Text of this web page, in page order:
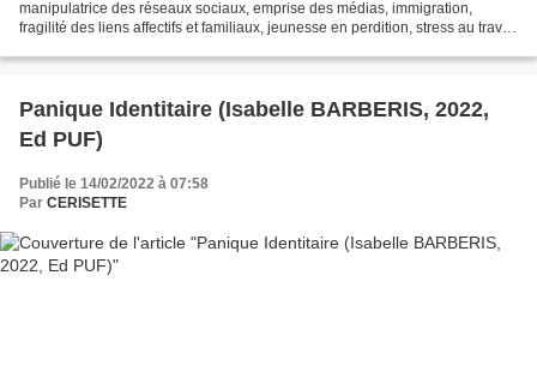
manipulatrice des réseaux sociaux, emprise des médias, immigration,
fragilité des liens affectifs et familiaux, jeunesse en perdition, stress au travail
Panique Identitaire (Isabelle BARBERIS, 2022,
Ed PUF)
Publié le 14/02/2022 à 07:58
Par CERISETTE